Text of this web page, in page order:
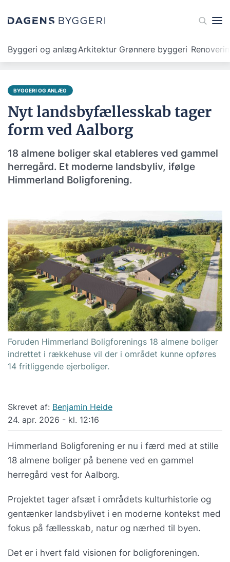
Byggeri og anlægArkitektur Grønnere byggeri
BYGGERI OG ANLÆG
Nyt landsbyfællesskab tager
form ved Aalborg
18 almene boliger skal etableres ved gammel
herregård. Et moderne landsbyliv, ifølge
Himmerland Boligforening.
Foruden Himmerland Boligforenings 18 almene boliger
indrettet i rækkehuse vil der i området kunne opføres
14 fritliggende ejerboliger.
Skrevet af: Benjamin Heide
24. apr. 2026 - kl. 12:16
Himmerland Boligforening er nu i færd med at stille
18 almene boliger på benene ved en gammel
herregård vest for Aalborg.
Projektet tager afsæt i områdets kulturhistorie og
gentænker landsbylivet i en moderne kontekst med
fokus på fællesskab, natur og nærhed til byen.
Det er i hvert fald visionen for boligforeningen.